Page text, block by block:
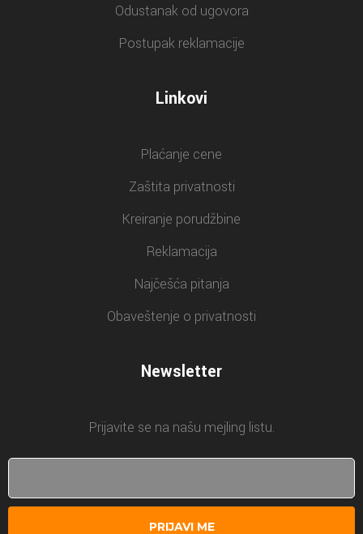
Odustanak od ugovora
Postupak reklamacije
Linkovi
Plaćanje cene
Zaštita privatnosti
Kreiranje porudžbine
Reklamacija
Najčešća pitanja
Obaveštenje o privatnosti
Newsletter
Prijavite se na našu mejling listu.
PRIJAVI ME